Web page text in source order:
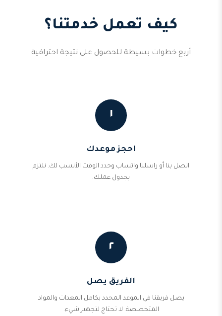
كيف تعمل خدمتنا؟
أربع خطوات بسيطة للحصول على نتيجة احترافية
١
احجز موعدك
اتصل بنا أو راسلنا واتساب وحدد الوقت الأنسب لك. نلتزم
بجدول عملك.
٢
الفريق يصل
يصل فريقنا في الموعد المحدد بكامل المعدات والمواد
المتخصصة. لا تحتاج لتجهيز شيء.